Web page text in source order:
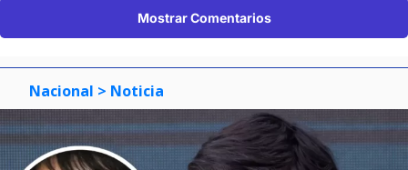
Mostrar Comentarios
Nacional > Noticia